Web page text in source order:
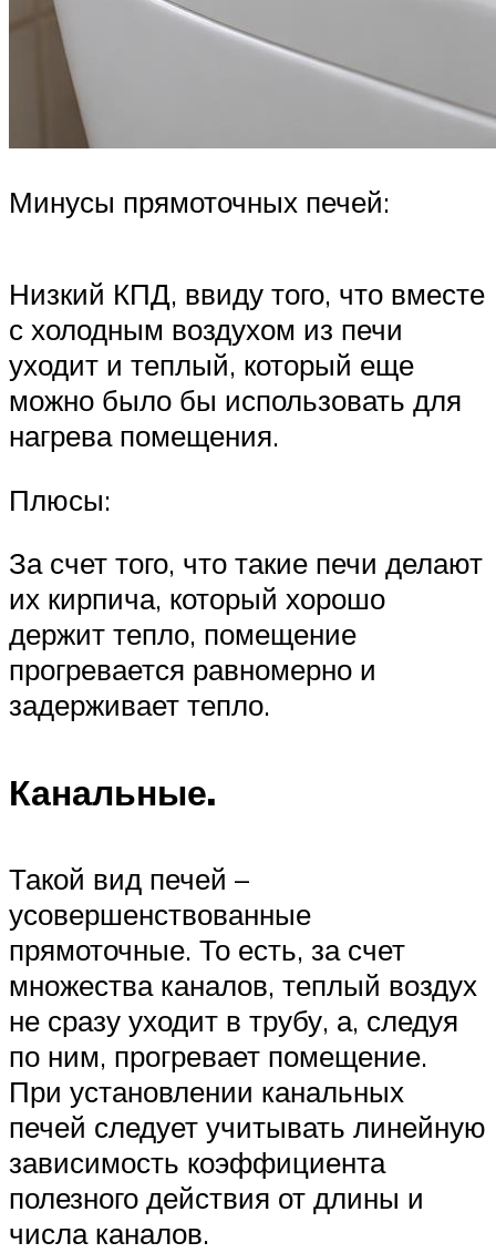
Минусы прямоточных печей:
Низкий КПД, ввиду того, что вместе
с холодным воздухом из печи
уходит и теплый, который еще
можно было бы использовать для
нагрева помещения.
Плюсы:
За счет того, что такие печи делают
их кирпича, который хорошо
держит тепло, помещение
прогревается равномерно и
задерживает тепло.
Канальные.
Такой вид печей –
усовершенствованные
прямоточные. То есть, за счет
множества каналов, теплый воздух
не сразу уходит в трубу, а, следуя
по ним, прогревает помещение.
При установлении канальных
печей следует учитывать линейную
зависимость коэффициента
полезного действия от длины и
числа каналов.